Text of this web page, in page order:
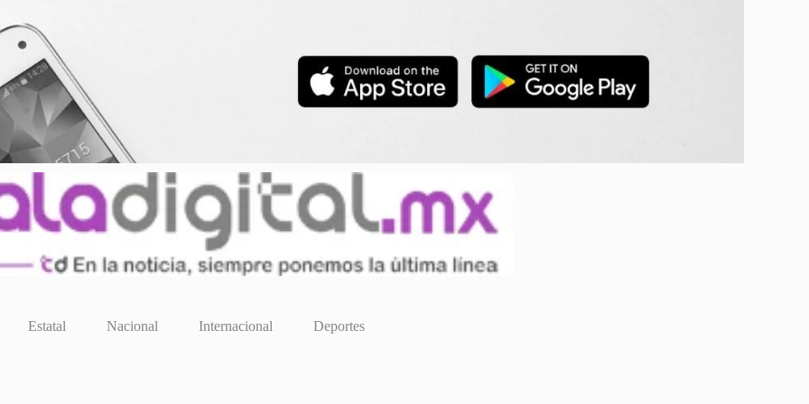
Estatal Nacional Internacional Deportes